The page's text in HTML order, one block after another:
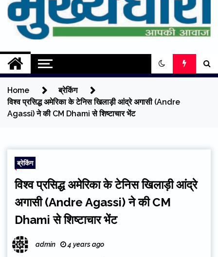
Mukhyadhara
Aapki Aawaz
Home
ब्रेकिंग
विश्व प्रसिद्ध अमेरिका के टेनिस खिलाड़ी आंद्रे अगासी (Andre
Agassi) ने की CM Dhami से शिष्टाचार भेंट
ब्रेकिंग
विश्व प्रसिद्ध अमेरिका के टेनिस खिलाड़ी आंद्रे
अगासी (Andre Agassi) ने की CM
Dhami से शिष्टाचार भेंट
admin 4 years ago